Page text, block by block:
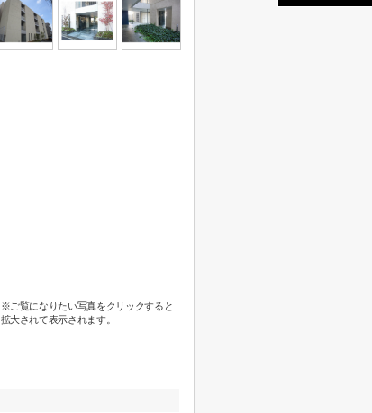
※ご覧になりたい写真をクリックすると
拡大されて表示されます。